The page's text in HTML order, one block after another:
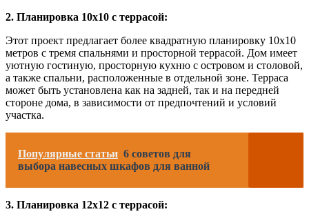
2. Планировка 10х10 с террасой:
Этот проект предлагает более квадратную планировку 10х10
метров с тремя спальнями и просторной террасой. Дом имеет
уютную гостиную, просторную кухню с островом и столовой,
а также спальни, расположенные в отдельной зоне. Терраса
может быть установлена как на задней, так и на передней
стороне дома, в зависимости от предпочтений и условий
участка.
Популярные статьи 6 советов для
выбора навесных шкафов для ванной
3. Планировка 12х12 с террасой: